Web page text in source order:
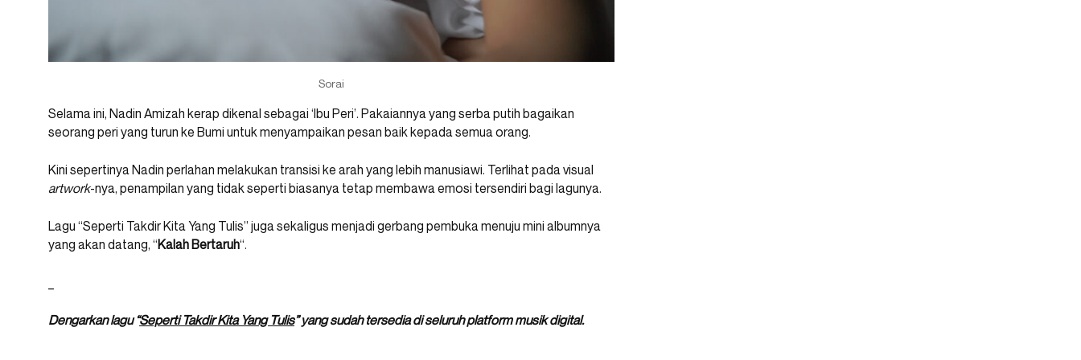
Sorai
Selama ini, Nadin Amizah kerap dikenal sebagai ‘Ibu Peri’. Pakaiannya yang serba putih bagaikan
seorang peri yang turun ke Bumi untuk menyampaikan pesan baik kepada semua orang.
Kini sepertinya Nadin perlahan melakukan transisi ke arah yang lebih manusiawi. Terlihat pada visual
artwork-nya, penampilan yang tidak seperti biasanya tetap membawa emosi tersendiri bagi lagunya.
Lagu “Seperti Takdir Kita Yang Tulis” juga sekaligus menjadi gerbang pembuka menuju mini albumnya
yang akan datang, “Kalah Bertaruh“.
Dengarkan lagu “Seperti Takdir Kita Yang Tulis” yang sudah tersedia di seluruh platform musik digital.